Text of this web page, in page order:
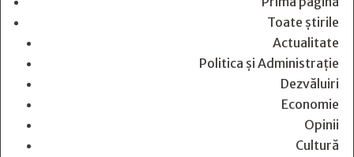
Toate știrile
Actualitate
Politica și Administrație
Dezvăluiri
Economie
Opinii
Cultură